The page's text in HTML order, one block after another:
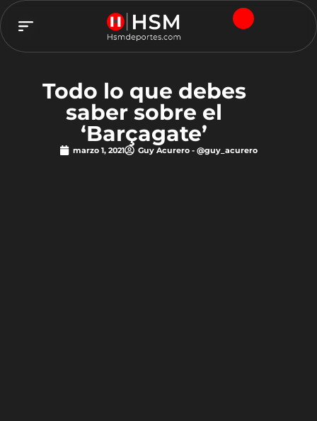
Todo lo que debes
saber sobre el
‘Barçagate’
marzo 1, 2021 Guy Acurero - @guy_acurero